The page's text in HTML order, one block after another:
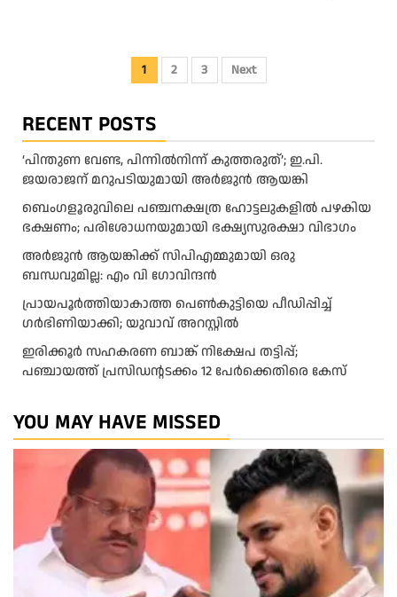
Posts
1 2 3 Next
RECENT POSTS
‘പിന്തുണ വേണ്ട, പിന്നിൽനിന്ന് കുത്തരുത്’; ഇ.പി.
ജയരാജന് മറുപടിയുമായി അർജുൻ ആയങ്കി
ബെംഗളൂരുവിലെ പഞ്ചനക്ഷത്ര ഹോട്ടലുകളിൽ പഴകിയ
ഭക്ഷണം; പരിശോധനയുമായി ഭക്ഷ്യസുരക്ഷാ വിഭാഗം
അര്‍ജുന്‍ ആയങ്കിക്ക് സിപിഎമ്മുമായി ഒരു
ബന്ധവുമില്ല: എം വി ഗോവിന്ദന്‍
പ്രായപൂർത്തിയാകാത്ത പെൺകുട്ടിയെ പീഡിപ്പിച്ച്
ഗർഭിണിയാക്കി; യുവാവ് അറസ്റ്റിൽ
ഇരിക്കൂർ സഹകരണ ബാങ്ക് നിക്ഷേപ തട്ടിപ്പ്;
പഞ്ചായത്ത് പ്രസിഡൻ്റടക്കം 12 പേർക്കെതിരെ കേസ്
YOU MAY HAVE MISSED